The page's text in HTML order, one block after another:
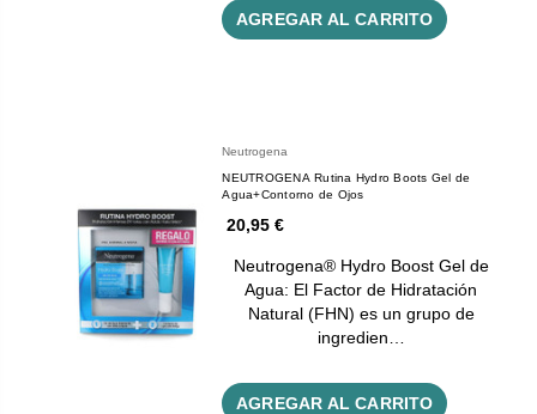
AGREGAR AL CARRITO
Neutrogena
NEUTROGENA Rutina Hydro Boots Gel de
Agua+Contorno de Ojos
20,95 €
Neutrogena® Hydro Boost Gel de
Agua: El Factor de Hidratación
Natural (FHN) es un grupo de
ingredien…
AGREGAR AL CARRITO